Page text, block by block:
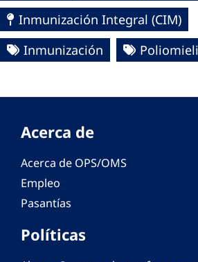
Inmunización Integral (CIM)
Inmunización
Acerca de
Acerca de OPS/OMS
Empleo
Pasantías
Políticas